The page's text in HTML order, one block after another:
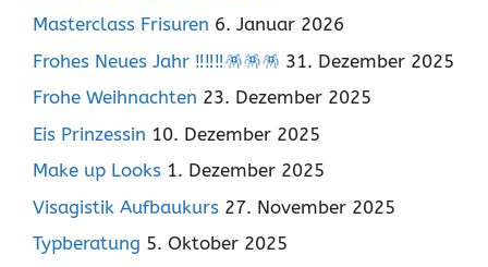
Masterclass Frisuren 6. Januar 2026
Frohes Neues Jahr ‼️‼️‼️🪅🪅🪅 31. Dezember 2025
Frohe Weihnachten 23. Dezember 2025
Eis Prinzessin 10. Dezember 2025
Make up Looks 1. Dezember 2025
Visagistik Aufbaukurs 27. November 2025
Typberatung 5. Oktober 2025